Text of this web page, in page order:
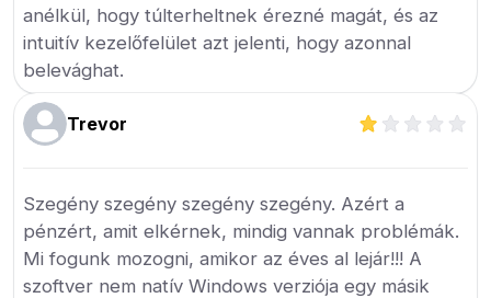
anélkül, hogy túlterheltnek érezné magát, és az
intuitív kezelőfelület azt jelenti, hogy azonnal
belevághat.
Trevor
Szegény szegény szegény szegény. Azért a
pénzért, amit elkérnek, mindig vannak problémák.
Mi fogunk mozogni, amikor az éves al lejár!!! A
szoftver nem natív Windows verziója egy másik